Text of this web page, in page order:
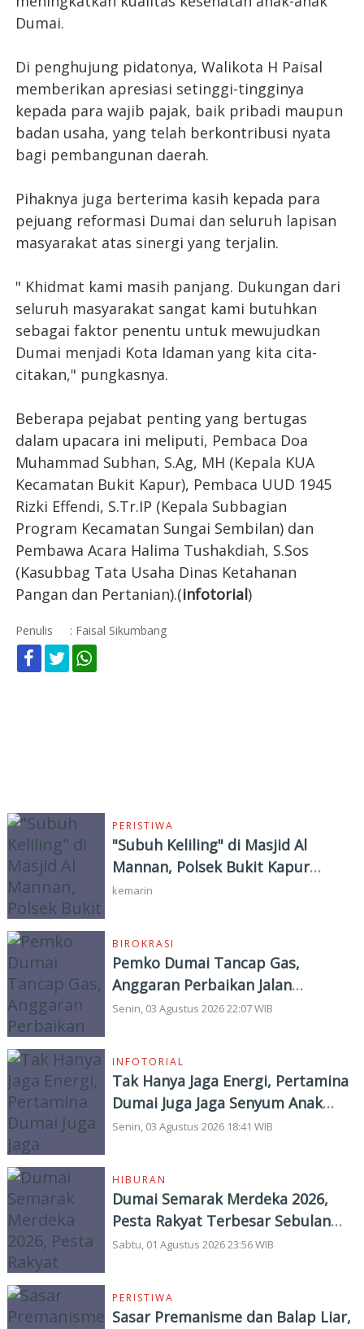
Dumai.
Di penghujung pidatonya, Walikota H Paisal
memberikan apresiasi setinggi-tingginya
kepada para wajib pajak, baik pribadi maupun
badan usaha, yang telah berkontribusi nyata
bagi pembangunan daerah.
Pihaknya juga berterima kasih kepada para
pejuang reformasi Dumai dan seluruh lapisan
masyarakat atas sinergi yang terjalin.
" Khidmat kami masih panjang. Dukungan dari
seluruh masyarakat sangat kami butuhkan
sebagai faktor penentu untuk mewujudkan
Dumai menjadi Kota Idaman yang kita cita-
citakan," pungkasnya.
Beberapa pejabat penting yang bertugas
dalam upacara ini meliputi, Pembaca Doa
Muhammad Subhan, S.Ag, MH (Kepala KUA
Kecamatan Bukit Kapur), Pembaca UUD 1945
Rizki Effendi, S.Tr.IP (Kepala Subbagian
Program Kecamatan Sungai Sembilan) dan
Pembawa Acara Halima Tushakdiah, S.Sos
(Kasubbag Tata Usaha Dinas Ketahanan
Pangan dan Pertanian).(infotorial)
Penulis : Faisal Sikumbang
PERISTIWA
"Subuh Keliling" di Masjid Al
Mannan, Polsek Bukit Kapur
Tampung Curhat Warga
kemarin
BIROKRASI
Pemko Dumai Tancap Gas,
Anggaran Perbaikan Jalan
Nasional Rp19,1 Milyar
Senin, 03 Agustus 2026 22:07 WIB
INFOTORIAL
Tak Hanya Jaga Energi, Pertamina
Dumai Juga Jaga Senyum Anak
Yatim
Senin, 03 Agustus 2026 18:41 WIB
HIBURAN
Dumai Semarak Merdeka 2026,
Pesta Rakyat Terbesar Sebulan
Penuh
Sabtu, 01 Agustus 2026 23:56 WIB
PERISTIWA
Sasar Premanisme dan Balap Liar,